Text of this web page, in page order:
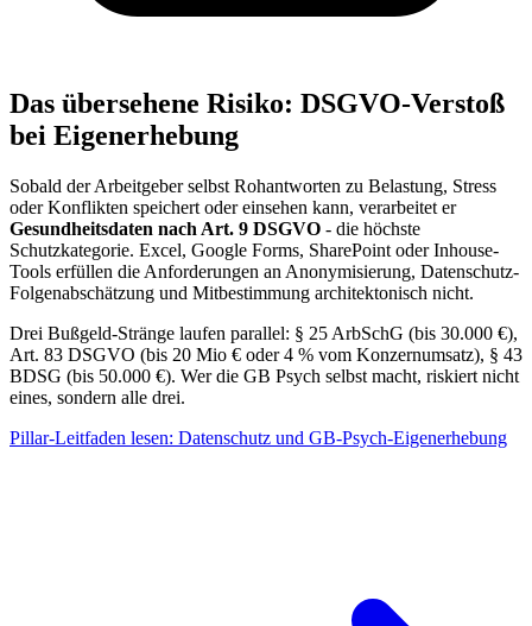
Das übersehene Risiko: DSGVO-Verstoß
bei Eigenerhebung
Sobald der Arbeitgeber selbst Rohantworten zu Belastung, Stress
oder Konflikten speichert oder einsehen kann, verarbeitet er
Gesundheitsdaten nach Art. 9 DSGVO - die höchste
Schutzkategorie. Excel, Google Forms, SharePoint oder Inhouse-
Tools erfüllen die Anforderungen an Anonymisierung, Datenschutz-
Folgenabschätzung und Mitbestimmung architektonisch nicht.
Drei Bußgeld-Stränge laufen parallel: § 25 ArbSchG (bis 30.000 €),
Art. 83 DSGVO (bis 20 Mio € oder 4 % vom Konzernumsatz), § 43
BDSG (bis 50.000 €). Wer die GB Psych selbst macht, riskiert nicht
eines, sondern alle drei.
Pillar-Leitfaden lesen: Datenschutz und GB-Psych-Eigenerhebung